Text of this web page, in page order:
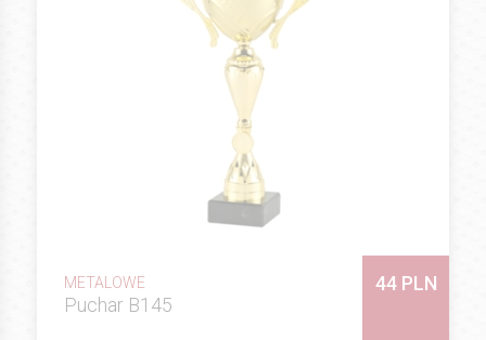
METALOWE
Puchar B145
44 PLN